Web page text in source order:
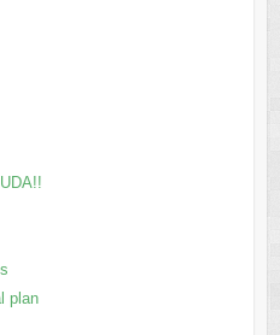
plan